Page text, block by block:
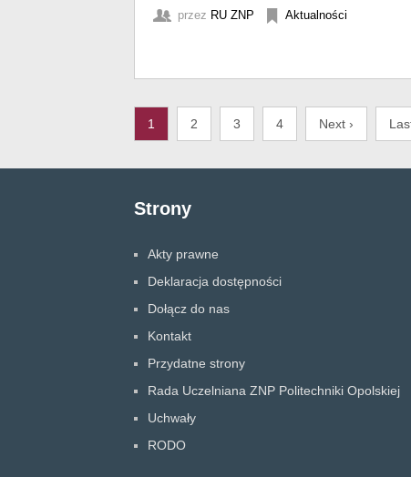
przez RU ZNP Aktualności
1 2 3 4 Next ›
Strony
Akty prawne
Deklaracja dostępności
Dołącz do nas
Kontakt
Przydatne strony
Rada Uczelniana ZNP Politechniki Opolskiej
Uchwały
RODO